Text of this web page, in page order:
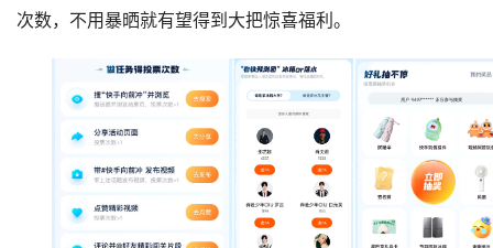
次数，不用暴晒就有望得到大把惊喜福利。